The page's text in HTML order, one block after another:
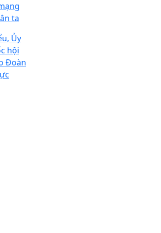
ta
Ủy
hội
Đoàn